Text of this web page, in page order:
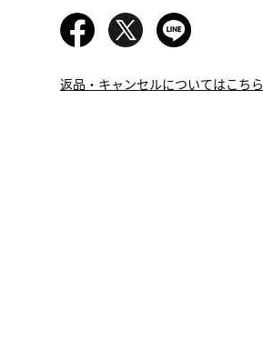
返品・キャンセルについてはこちら